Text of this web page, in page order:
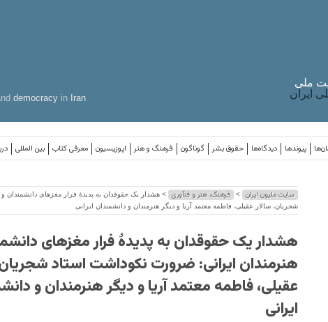
democracy in Iran
ملی
ایران
بین المللی معرفی کتاب اپوزیسیون فرهنگ و هنر گوناگون حقوق بشر دیدگاه‌ها پیوندها
سایت ملیون ایران > فرهنگ، هنر و فنآوری
> هشدار یک حقوقدان به پدیدۀ فرار مغزهای دانشمندان
شجریان، سالار عقیلی، فاطمه معتمد آریا و دیگر هنرمندان و دانشمندان ایرانی
هشدار یک حقوقدان به پدیدۀ فرار مغزهای
هنرمندان ایرانی: ضرورت نکوداشت استاد
عقیلی، فاطمه معتمد آریا و دیگر هنرمندان و
ایرانی